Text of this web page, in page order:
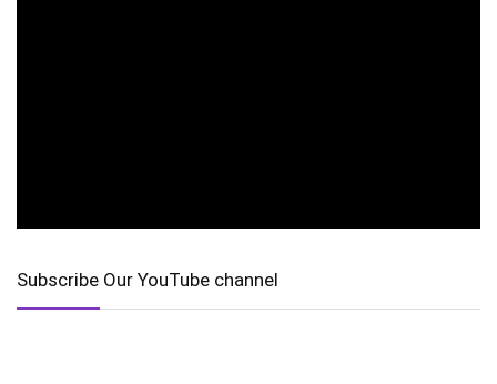
Subscribe Our YouTube channel